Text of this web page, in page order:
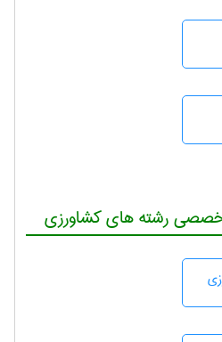
رشته های کشاورزی